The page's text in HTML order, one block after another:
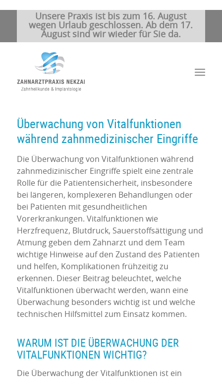
Unsere Praxis ist bis zum 16. August
wegen Urlaub geschlossen. Ab dem 17.
August sind wir wieder für Sie da.
Überwachung von Vitalfunktionen
während zahnmedizinischer Eingriffe
Die Überwachung von Vitalfunktionen während
zahnmedizinischer Eingriffe spielt eine zentrale
Rolle für die Patientensicherheit, insbesondere
bei längeren, komplexeren Behandlungen oder
bei Patienten mit gesundheitlichen
Vorerkrankungen. Vitalfunktionen wie
Herzfrequenz, Blutdruck, Sauerstoffsättigung und
Atmung geben dem Zahnarzt und dem Team
wichtige Hinweise auf den Zustand des Patienten
und helfen, Komplikationen frühzeitig zu
erkennen. Dieser Beitrag beleuchtet, welche
Vitalfunktionen überwacht werden, wann eine
Überwachung besonders wichtig ist und welche
technischen Hilfsmittel zum Einsatz kommen.
WARUM IST DIE ÜBERWACHUNG DER
VITALFUNKTIONEN WICHTIG?
Die Überwachung der Vitalfunktionen ist ein